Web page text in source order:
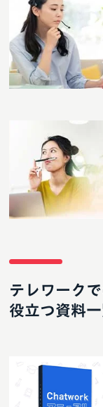
テレワーク
役立つ資料